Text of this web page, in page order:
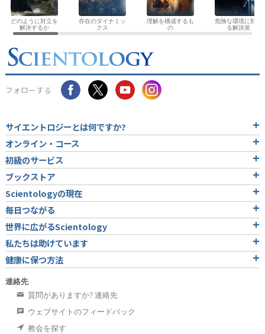
どのように対立を
解決するか
存在のダイナミッ
クス
理解を構成するも
の
危険な環境に対す
る解決策
フォローする
サイエントロジーとは何ですか?
オンライン・コース
初級のサービス
ブックストア
Scientologyの現在
毎日つながる
世界に広がるScientology
私たちは助けています
健康に保つ方法
連絡先
質問がありますか? 連絡先
ウェブサイトのフィードバック
教会を探す